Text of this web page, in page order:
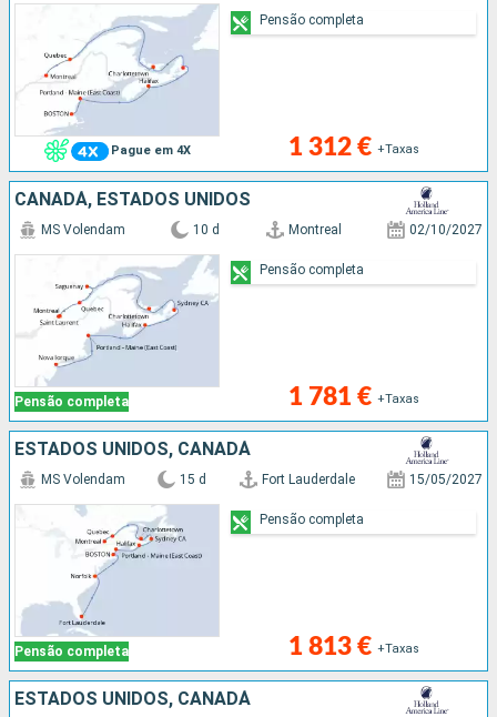
Pague em 4X 1 312 € +Taxas
Pensão completa
CANADÁ, ESTADOS UNIDOS
Pensão completa
MS Volendam 10 d Montreal 02/10/2027
1 781 € +Taxas
Pensão completa
ESTADOS UNIDOS, CANADÁ
Pensão completa
MS Volendam 15 d Fort Lauderdale 15/05/2027
1 813 € +Taxas
Pensão completa
ESTADOS UNIDOS, CANADÁ